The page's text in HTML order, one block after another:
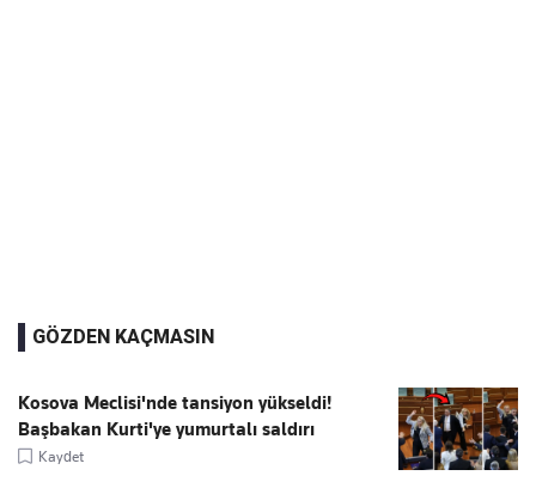
GÖZDEN KAÇMASIN
Kosova Meclisi'nde tansiyon yükseldi!
Başbakan Kurti'ye yumurtalı saldırı
Kaydet